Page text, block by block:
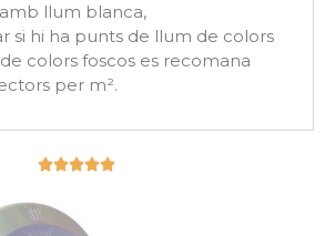
llum blanca,
si hi ha punts de llum de colors
de colors foscos es recomana
per m².
